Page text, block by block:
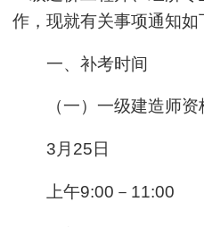
作，现就有关事项通知如
一、补考时间
（一）一级建造师
3月25日
上午9:00－11:00